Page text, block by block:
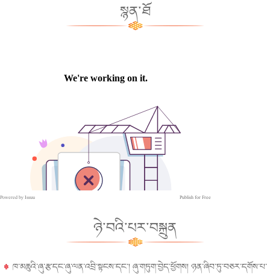
སྙན་ཐོ
Powered byIssuu Publish for Free
ཉེ་བའི་པར་བསྐྲུན
ཁ་མཆུའི་ཞུ་རྩ་དང་ཞུ་ལན་འབྲི་སྟངས་དང་། ཞུ་གཏུག་བྱེད་ཕྱོགས། ཉན་ཞིབ་ཏུ་བཅར་དགོས་པ་